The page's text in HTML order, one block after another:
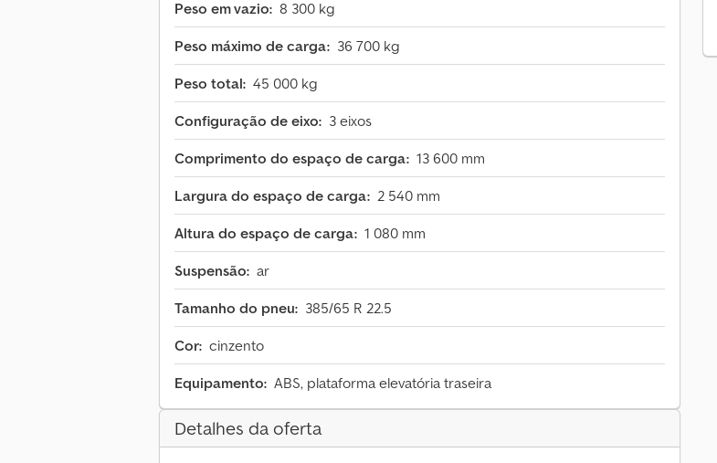
Peso em vazio: 8 300 kg
Peso máximo de carga: 36 700 kg
Peso total: 45 000 kg
Configuração de eixo: 3 eixos
Comprimento do espaço de carga: 13 600 mm
Largura do espaço de carga: 2 540 mm
Altura do espaço de carga: 1 080 mm
Suspensão: ar
Tamanho do pneu: 385/65 R 22.5
Cor: cinzento
Equipamento: ABS, plataforma elevatória traseira
Detalhes da oferta